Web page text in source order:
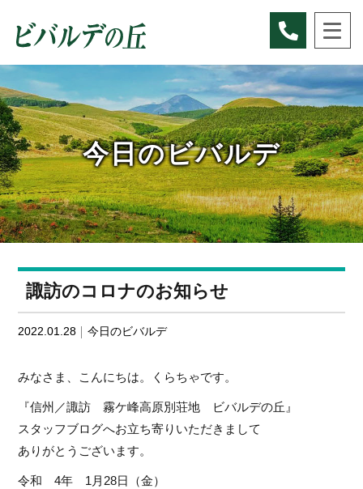
今日のビバルデ
諏訪のコロナのお知らせ
2022.01.28 今日のビバルデ
みなさま、こんにちは。くらちゃです。
『信州／諏訪 霧ケ峰高原別荘地 ビバルデの丘』
スタッフブログへお立ち寄りいただきまして
ありがとうございます。
令和 4年 1月28日（金）